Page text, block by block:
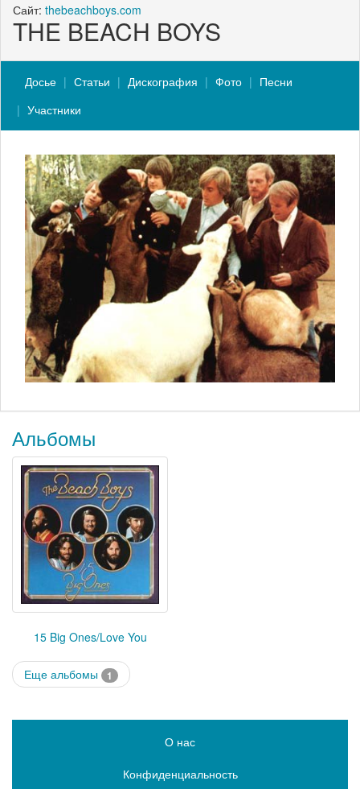
Сайт: thebeachboys.com
THE BEACH BOYS
Досье Статьи Дискография Фото
Песни
Участники
Альбомы
15 Big Ones/Love You
Еще альбомы 1
О нас
Конфиденциальность